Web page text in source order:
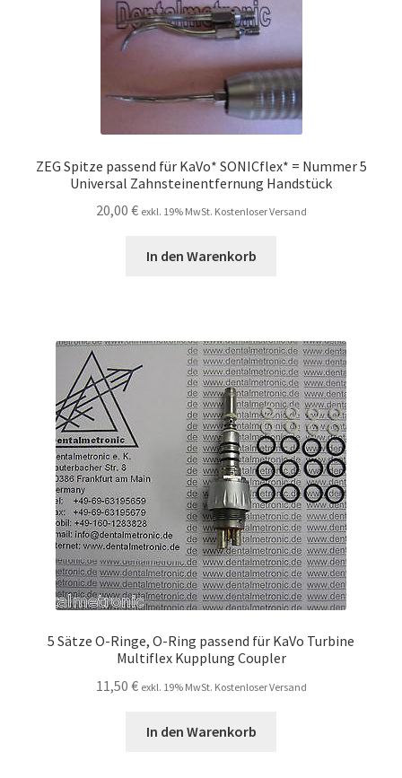
ZEG Spitze passend für KaVo* SONICflex* = Nummer 5
Universal Zahnsteinentfernung Handstück
20,00 € exkl. 19% MwSt. Kostenloser Versand
In den Warenkorb
5 Sätze O-Ringe, O-Ring passend für KaVo Turbine
Multiflex Kupplung Coupler
11,50 € exkl. 19% MwSt. Kostenloser Versand
In den Warenkorb